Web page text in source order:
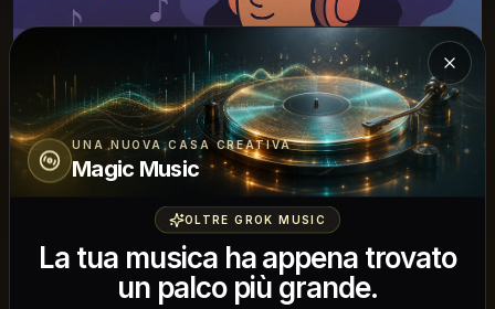
Inizia con il generatore musicale
UNA NUOVA CASA CREATIVA
Magic Music
OLTRE GROK MUSIC
La tua musica ha appena trovato
un palco più grande.